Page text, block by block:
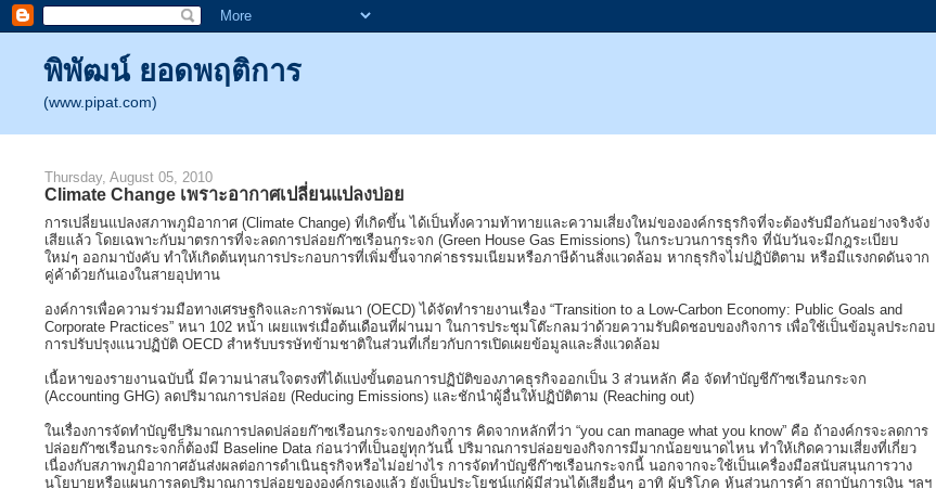
พิพัฒน์ ยอดพฤติการ
(www.pipat.com)
Thursday, August 05, 2010
Climate Change เพราะอากาศเปลี่ยนแปลงบ่อย
การเปลี่ยนแปลงสภาพภูมิอากาศ (Climate Change) ที่เกิดขึ้น ได้เป็นทั้งความท้าทายและความเสี่ยงใหม่ขององค์กรธุรกิจที่จะต้องรับมือกันอย่างจริงจัง
เสียแล้ว โดยเฉพาะกับมาตรการที่จะลดการปล่อยก๊าซเรือนกระจก (Green House Gas Emissions) ในกระบวนการธุรกิจ ที่นับวันจะมีกฎระเบียบ
ใหม่ๆ ออกมาบังคับ ทำให้เกิดต้นทุนการประกอบการที่เพิ่มขึ้นจากค่าธรรมเนียมหรือภาษีด้านสิ่งแวดล้อม หากธุรกิจไม่ปฏิบัติตาม หรือมีแรงกดดันจาก
คู่ค้าด้วยกันเองในสายอุปทาน
องค์การเพื่อความร่วมมือทางเศรษฐกิจและการพัฒนา (OECD) ได้จัดทำรายงานเรื่อง “Transition to a Low-Carbon Economy: Public Goals and
Corporate Practices” หนา 102 หน้า เผยแพร่เมื่อต้นเดือนที่ผ่านมา ในการประชุมโต๊ะกลมว่าด้วยความรับผิดชอบของกิจการ เพื่อใช้เป็นข้อมูลประกอบ
การปรับปรุงแนวปฏิบัติ OECD สำหรับบรรษัทข้ามชาติในส่วนที่เกี่ยวกับการเปิดเผยข้อมูลและสิ่งแวดล้อม
เนื้อหาของรายงานฉบับนี้ มีความน่าสนใจตรงที่ได้แบ่งขั้นตอนการปฏิบัติของภาคธุรกิจออกเป็น 3 ส่วนหลัก คือ จัดทำบัญชีก๊าซเรือนกระจก
(Accounting GHG) ลดปริมาณการปล่อย (Reducing Emissions) และชักนำผู้อื่นให้ปฏิบัติตาม (Reaching out)
ในเรื่องการจัดทำบัญชีปริมาณการปลดปล่อยก๊าซเรือนกระจกของกิจการ คิดจากหลักที่ว่า “you can manage what you know” คือ ถ้าองค์กรจะลดการ
ปล่อยก๊าซเรือนกระจกก็ต้องมี Baseline Data ก่อนว่าที่เป็นอยู่ทุกวันนี้ ปริมาณการปล่อยของกิจการมีมากน้อยขนาดไหน ทำให้เกิดความเสี่ยงที่เกี่ยว
เนื่องกับสภาพภูมิอากาศอันส่งผลต่อการดำเนินธุรกิจหรือไม่อย่างไร การจัดทำบัญชีก๊าซเรือนกระจกนี้ นอกจากจะใช้เป็นเครื่องมือสนับสนุนการวาง
นโยบายหรือแผนการลดปริมาณการปล่อยขององค์กรเองแล้ว ยังเป็นประโยชน์แก่ผู้มีส่วนได้เสียอื่นๆ อาทิ ผู้บริโภค หุ้นส่วนการค้า สถาบันการเงิน ฯลฯ